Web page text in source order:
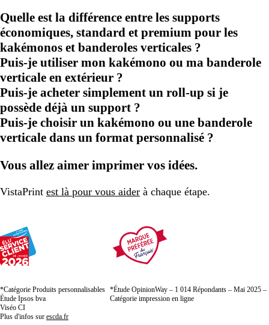
Quelle est la différence entre les supports
économiques, standard et premium pour les
kakémonos et banderoles verticales ?
Puis-je utiliser mon kakémono ou ma banderole
verticale en extérieur ?
Puis-je acheter simplement un roll-up si je
possède déjà un support ?
Puis-je choisir un kakémono ou une banderole
verticale dans un format personnalisé ?
Vous allez aimer imprimer vos idées.
VistaPrint est là pour vous aider à chaque étape.
*Catégorie Produits personnalisables
Étude Ipsos bva
Viséo CI
Plus d'infos sur escda.fr
*Étude OpinionWay – 1 014 Répondants – Mai 2025 –
Catégorie impression en ligne